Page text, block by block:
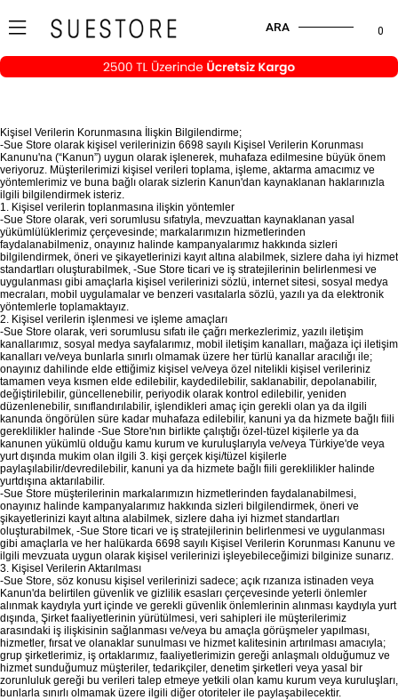
0
ARA
Kişisel Verilerin Korunmasına İlişkin Bilgilendirme;
-Sue Store olarak kişisel verilerinizin 6698 sayılı Kişisel Verilerin Korunması
Kanunu'na (“Kanun”) uygun olarak işlenerek, muhafaza edilmesine büyük önem
veriyoruz. Müşterilerimizi kişisel verileri toplama, işleme, aktarma amacımız ve
yöntemlerimiz ve buna bağlı olarak sizlerin Kanun'dan kaynaklanan haklarınızla
ilgili bilgilendirmek isteriz.
1. Kişisel verilerin toplanmasına ilişkin yöntemler
-Sue Store olarak, veri sorumlusu sıfatıyla, mevzuattan kaynaklanan yasal
yükümlülüklerimiz çerçevesinde; markalarımızın hizmetlerinden
faydalanabilmeniz, onayınız halinde kampanyalarımız hakkında sizleri
bilgilendirmek, öneri ve şikayetlerinizi kayıt altına alabilmek, sizlere daha iyi hizmet
standartları oluşturabilmek, -Sue Store ticari ve iş stratejilerinin belirlenmesi ve
uygulanması gibi amaçlarla kişisel verilerinizi sözlü, internet sitesi, sosyal medya
mecraları, mobil uygulamalar ve benzeri vasıtalarla sözlü, yazılı ya da elektronik
yöntemlerle toplamaktayız.
2. Kişisel verilerin işlenmesi ve işleme amaçları
-Sue Store olarak, veri sorumlusu sıfatı ile çağrı merkezlerimiz, yazılı iletişim
kanallarımız, sosyal medya sayfalarımız, mobil iletişim kanalları, mağaza içi iletişim
kanalları ve/veya bunlarla sınırlı olmamak üzere her türlü kanallar aracılığı ile;
onayınız dahilinde elde ettiğimiz kişisel ve/veya özel nitelikli kişisel verileriniz
tamamen veya kısmen elde edilebilir, kaydedilebilir, saklanabilir, depolanabilir,
değiştirilebilir, güncellenebilir, periyodik olarak kontrol edilebilir, yeniden
düzenlenebilir, sınıflandırılabilir, işlendikleri amaç için gerekli olan ya da ilgili
kanunda öngörülen süre kadar muhafaza edilebilir, kanuni ya da hizmete bağlı fiili
gereklilikler halinde -Sue Store'nın birlikte çalıştığı özel-tüzel kişilerle ya da
kanunen yükümlü olduğu kamu kurum ve kuruluşlarıyla ve/veya Türkiye'de veya
yurt dışında mukim olan ilgili 3. kişi gerçek kişi/tüzel kişilerle
paylaşılabilir/devredilebilir, kanuni ya da hizmete bağlı fiili gereklilikler halinde
yurtdışına aktarılabilir.
-Sue Store müşterilerinin markalarımızın hizmetlerinden faydalanabilmesi,
onayınız halinde kampanyalarımız hakkında sizleri bilgilendirmek, öneri ve
şikayetlerinizi kayıt altına alabilmek, sizlere daha iyi hizmet standartları
oluşturabilmek, -Sue Store ticari ve iş stratejilerinin belirlenmesi ve uygulanması
gibi amaçlarla ve her halükarda 6698 sayılı Kişisel Verilerin Korunması Kanunu ve
ilgili mevzuata uygun olarak kişisel verilerinizi işleyebileceğimizi bilginize sunarız.
3. Kişisel Verilerin Aktarılması
-Sue Store, söz konusu kişisel verilerinizi sadece; açık rızanıza istinaden veya
Kanun'da belirtilen güvenlik ve gizlilik esasları çerçevesinde yeterli önlemler
alınmak kaydıyla yurt içinde ve gerekli güvenlik önlemlerinin alınması kaydıyla yurt
dışında, Şirket faaliyetlerinin yürütülmesi, veri sahipleri ile müşterilerimiz
arasındaki iş ilişkisinin sağlanması ve/veya bu amaçla görüşmeler yapılması,
hizmetler, fırsat ve olanaklar sunulması ve hizmet kalitesinin artırılması amacıyla;
grup şirketlerimiz, iş ortaklarımız, faaliyetlerimizin gereği anlaşmalı olduğumuz ve
hizmet sunduğumuz müşteriler, tedarikçiler, denetim şirketleri veya yasal bir
zorunluluk gereği bu verileri talep etmeye yetkili olan kamu kurum veya kuruluşları,
bunlarla sınırlı olmamak üzere ilgili diğer otoriteler ile paylaşabilecektir.